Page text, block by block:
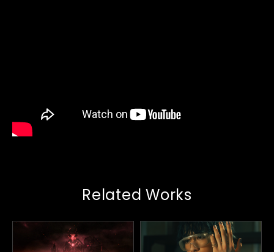
Related Works